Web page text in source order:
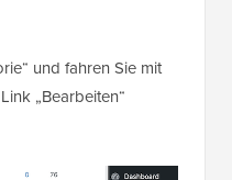
und fahren Sie mit
„Bearbeiten“